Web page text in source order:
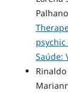
Saúde: